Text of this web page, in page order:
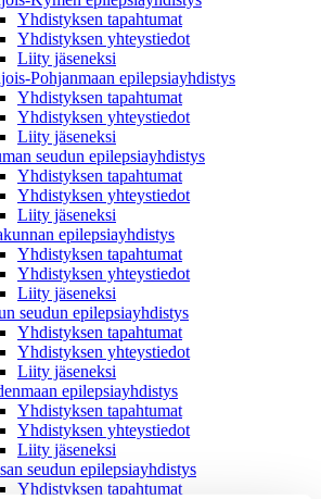
Yhdistyksen tapahtumat
Yhdistyksen yhteystiedot
Liity jäseneksi
Pohjanmaan epilepsiayhdistys
Yhdistyksen tapahtumat
Yhdistyksen yhteystiedot
Liity jäseneksi
seudun epilepsiayhdistys
Yhdistyksen tapahtumat
Yhdistyksen yhteystiedot
Liity jäseneksi
epilepsiayhdistys
Yhdistyksen tapahtumat
Yhdistyksen yhteystiedot
Liity jäseneksi
seudun epilepsiayhdistys
Yhdistyksen tapahtumat
Yhdistyksen yhteystiedot
Liity jäseneksi
epilepsiayhdistys
Yhdistyksen tapahtumat
Yhdistyksen yhteystiedot
Liity jäseneksi
seudun epilepsiayhdistys
Yhdistyksen tapahtumat